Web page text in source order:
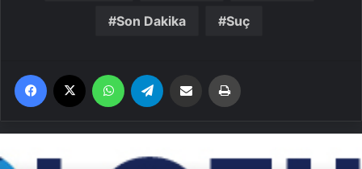
Son Dakika Suç
Facebook WhatsApp Email'den paylaş